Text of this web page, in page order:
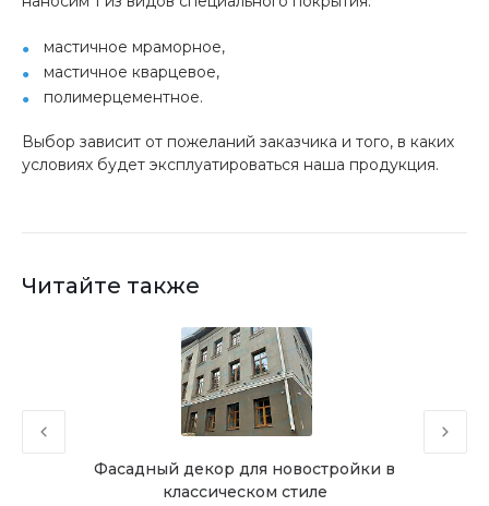
мастичное мраморное,
мастичное кварцевое,
полимерцементное.
Выбор зависит от пожеланий заказчика и того, в каких
условиях будет эксплуатироваться наша продукция.
Читайте также
Фасадный декор для новостройки в
классическом стиле